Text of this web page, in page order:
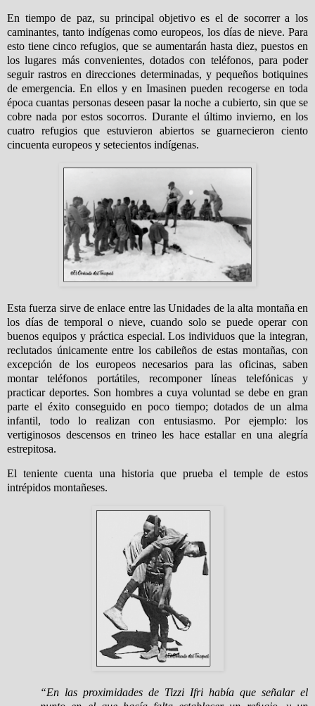
En tiempo de paz, su principal objetivo es el de socorrer a los
caminantes, tanto indígenas como europeos, los días de nieve. Para
esto tiene cinco refugios, que se aumentarán hasta diez, puestos en
los lugares más convenientes, dotados con teléfonos, para poder
seguir rastros en direcciones determinadas, y pequeños botiquines
de emergencia. En ellos y en Imasinen pueden recogerse en toda
época cuantas personas deseen pasar la noche a cubierto, sin que se
cobre nada por estos socorros. Durante el último invierno, en los
cuatro refugios que estuvieron abiertos se guarnecieron ciento
cincuenta europeos y setecientos indígenas.
Esta fuerza sirve de enlace entre las Unidades de la alta montaña en
los días de temporal o nieve, cuando solo se puede operar con
buenos equipos y práctica especial. Los individuos que la integran,
reclutados únicamente entre los cabileños de estas montañas, con
excepción de los europeos necesarios para las oficinas, saben
montar teléfonos portátiles, recomponer líneas telefónicas y
practicar deportes. Son hombres a cuya voluntad se debe en gran
parte el éxito conseguido en poco tiempo; dotados de un alma
infantil, todo lo realizan con entusiasmo. Por ejemplo: los
vertiginosos descensos en trineo les hace estallar en una alegría
estrepitosa.
El teniente cuenta una historia que prueba el temple de estos
intrépidos montañeses.
“En las proximidades de Tizzi Ifri había que señalar el